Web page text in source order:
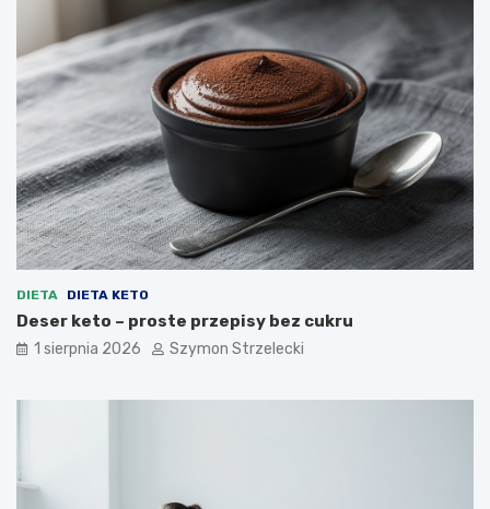
DIETA DIETA KETO
Deser keto – proste przepisy bez cukru
1 sierpnia 2026 Szymon Strzelecki